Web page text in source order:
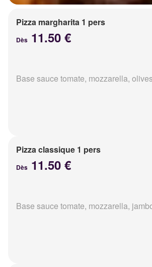
Pizza margharita 1 pers
Dès 11.50 €
Base sauce tomate, mozzarella,
Pizza classique 1 pers
Dès 11.50 €
Base sauce tomate, mozzarella,